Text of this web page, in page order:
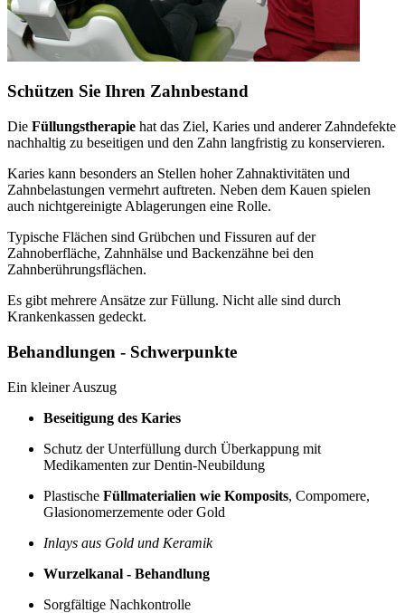
Schützen Sie Ihren Zahnbestand
Die Füllungstherapie hat das Ziel, Karies und anderer Zahndefekte
nachhaltig zu beseitigen und den Zahn langfristig zu konservieren.
Karies kann besonders an Stellen hoher Zahnaktivitäten und
Zahnbelastungen vermehrt auftreten. Neben dem Kauen spielen
auch nichtgereinigte Ablagerungen eine Rolle.
Typische Flächen sind Grübchen und Fissuren auf der
Zahnoberfläche, Zahnhälse und Backenzähne bei den
Zahnberührungsflächen.
Es gibt mehrere Ansätze zur Füllung. Nicht alle sind durch
Krankenkassen gedeckt.
Behandlungen - Schwerpunkte
Ein kleiner Auszug
Beseitigung des Karies
Schutz der Unterfüllung durch Überkappung mit
Medikamenten zur Dentin-Neubildung
Plastische Füllmaterialien wie Komposits, Compomere,
Glasionomerzemente oder Gold
Inlays aus Gold und Keramik
Wurzelkanal - Behandlung
Sorgfältige Nachkontrolle